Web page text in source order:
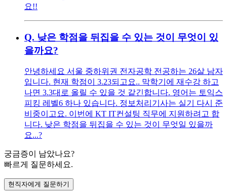
요!!
Q. 낮은 학점을 뒤집을 수 있는 것이 무엇이 있
을까요?
안녕하세요 서울 중하위권 전자공학 전공하는 26살 남자
입니다. 현재 학점이 3.23되고요.. 막학기에 재수강 하고
나면 3.3대로 올릴 수 있을 것 같긴합니다. 영어는 토익스
피킹 레벨6 하나 있습니다. 정보처리기사는 실기 다시 준
비중이고요. 이번에 KT IT컨설팅 직무에 지원하려고 합
니다. 낮은 학점을 뒤집을 수 있는 것이 무엇일 있을까
요...?
궁금증이 남았나요?
빠르게 질문하세요.
현직자에게 질문하기